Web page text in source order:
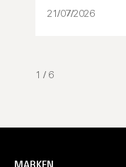
21/07/2026
1 / 6